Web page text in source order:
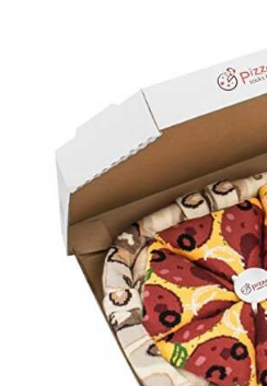
Pull Noël Promo